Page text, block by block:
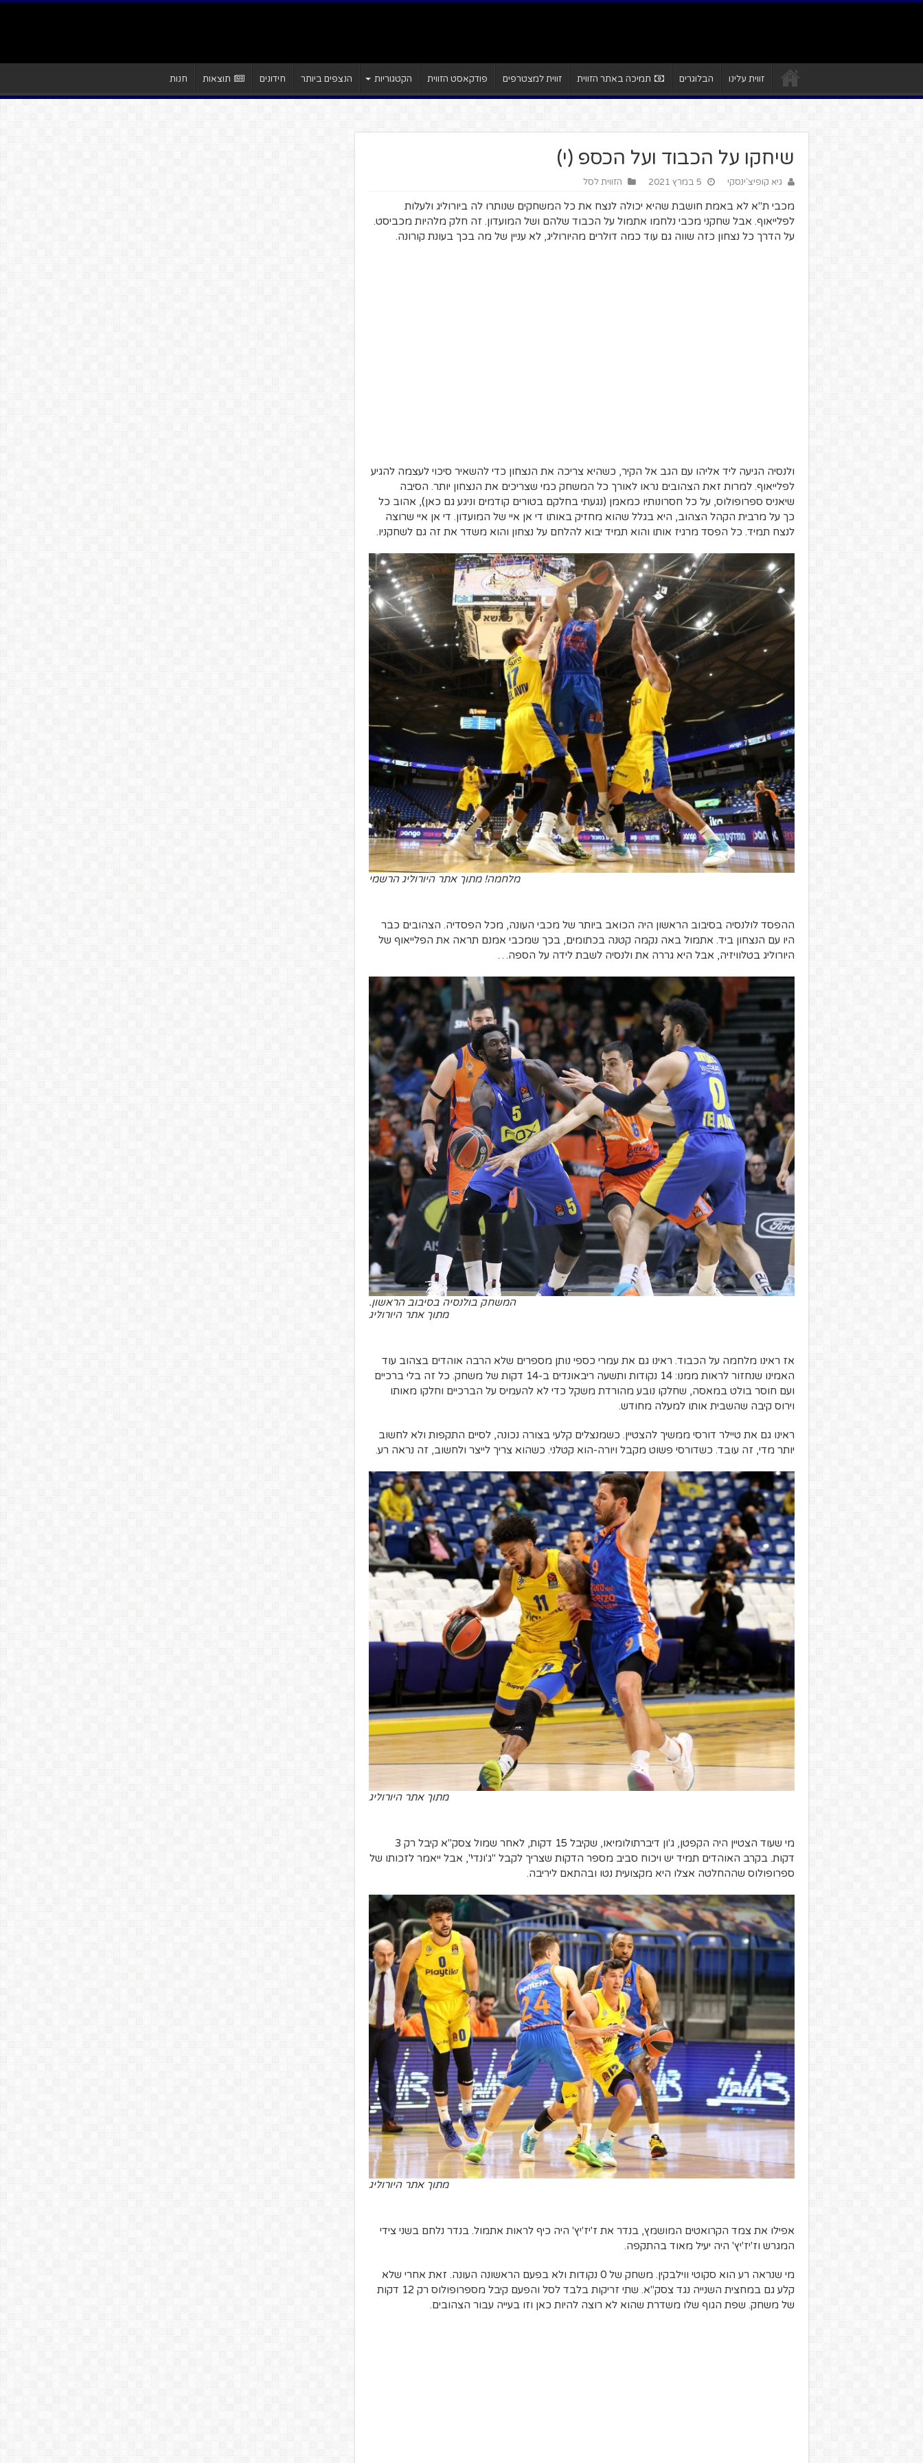
זווית עלינו הבלוגרים תמיכה באתר הזווית זווית למצטרפים פודקאסט הזווית הקטגוריות הנצפים ביותר חידונים תוצאות חנות
שיחקו על הכבוד ועל הכספ (י)
גיא קופיצ'ינסקי 5 במרץ 2021 הזווית לסל
מכבי ת"א לא באמת חושבת שהיא יכולה לנצח את כל המשחקים שנותרו לה ביורוליג ולעלות
לפלייאוף. אבל שחקני מכבי נלחמו אתמול על הכבוד שלהם ושל המועדון. זה חלק מלהיות מכביסט.
על הדרך כל נצחון כזה שווה גם עוד כמה דולרים מהיורוליג, לא עניין של מה בכך בעונת קורונה.
ולנסיה הגיעה ליד אליהו עם הגב אל הקיר, כשהיא צריכה את הנצחון כדי להשאיר סיכוי לעצמה להגיע
לפלייאוף. למרות זאת הצהובים נראו לאורך כל המשחק כמי שצריכים את הנצחון יותר. הסיבה
שיאניס ספרופולוס, על כל חסרונותיו כמאמן (נגעתי בחלקם בטורים קודמים וניגע גם כאן), אהוב כל
כך על מרבית הקהל הצהוב, היא בגלל שהוא מחזיק באותו די אן איי של המועדון. די אן איי שרוצה
לנצח תמיד. כל הפסד מרגיז אותו והוא תמיד יבוא להלחם על נצחון והוא משדר את זה גם לשחקניו.
מלחמה! מתוך אתר היורוליג הרשמי
ההפסד לולנסיה בסיבוב הראשון היה הכואב ביותר של מכבי העונה, מכל הפסדיה. הצהובים כבר
היו עם הנצחון ביד. אתמול באה נקמה קטנה בכתומים, בכך שמכבי אמנם תראה את הפלייאוף של
היורוליג בטלוויזיה, אבל היא גררה את ולנסיה לשבת לידה על הספה…
המשחק בולנסיה בסיבוב הראשון.
מתוך אתר היורוליג
אז ראינו מלחמה על הכבוד. ראינו גם את עמרי כספי נותן מספרים שלא הרבה אוהדים בצהוב עוד
האמינו שנחזור לראות ממנו: 14 נקודות ותשעה ריבאונדים ב-14 דקות של משחק. כל זה בלי ברכיים
ועם חוסר בולט במאסה, שחלקו נובע מהורדת משקל כדי לא להעמיס על הברכיים וחלקו מאותו
וירוס קיבה שהשבית אותו למעלה מחודש.
ראינו גם את טיילר דורסי ממשיך להצטיין. כשמנצלים קלעי בצורה נכונה, לסיים התקפות ולא לחשוב
יותר מדי, זה עובד. כשדורסי פשוט מקבל ויורה-הוא קטלני. כשהוא צריך לייצר ולחשוב, זה נראה רע.
מתוך אתר היורוליג
מי שעוד הצטיין היה הקפטן, ג'ון דיברתולומיאו, שקיבל 15 דקות, לאחר שמול צסק"א קיבל רק 3
דקות. בקרב האוהדים תמיד יש ויכוח סביב מספר הדקות שצריך לקבל "ג'ונדי", אבל ייאמר לזכותו של
ספרופולוס שההחלטה אצלו היא מקצועית נטו ובהתאם ליריבה.
מתוך אתר היורוליג
אפילו את צמד הקרואטים המושמץ, בנדר את ז'יז'יץ' היה כיף לראות אתמול. בנדר נלחם בשני צידי
המגרש וז'יז'יץ' היה יעיל מאוד בהתקפה.
מי שנראה רע הוא סקוטי ווילבקין. משחק של 0 נקודות ולא בפעם הראשונה העונה. זאת אחרי שלא
קלע גם במחצית השנייה נגד צסק"א. שתי זריקות בלבד לסל והפעם קיבל מספרופולוס רק 12 דקות
של משחק. שפת הגוף שלו משדרת שהוא לא רוצה להיות כאן וזו בעייה עבור הצהובים.